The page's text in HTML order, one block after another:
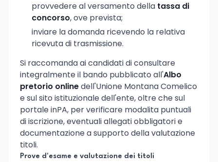
provvedere al versamento della tassa di
concorso, ove prevista;
inviare la domanda ricevendo la relativa
ricevuta di trasmissione.
Si raccomanda ai candidati di consultare
integralmente il bando pubblicato all'Albo
pretorio onlinedell'Unione Montana Comelico
e sul sito istituzionale dell'ente, oltre che sul
portale inPA, per verificare modalita puntuali
di iscrizione, eventuali allegati obbligatori e
documentazione a supporto della valutazione
titoli.
Prove d'esame e valutazione dei titoli